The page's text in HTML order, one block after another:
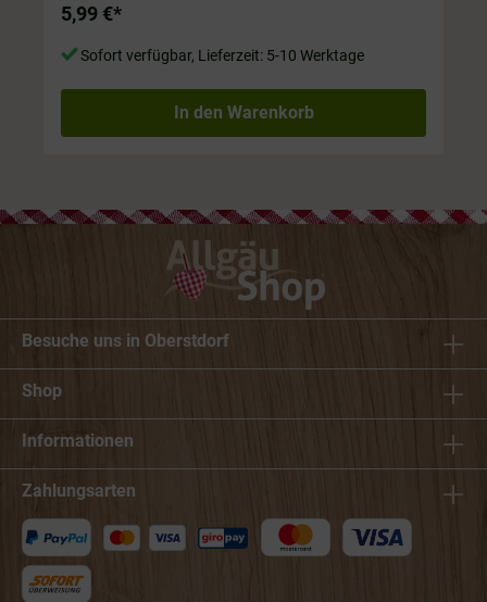
5,99 €*
Sofort verfügbar, Lieferzeit: 5-10 Werktage
In den Warenkorb
Besuche uns in Oberstdorf
Shop
Informationen
Zahlungsarten